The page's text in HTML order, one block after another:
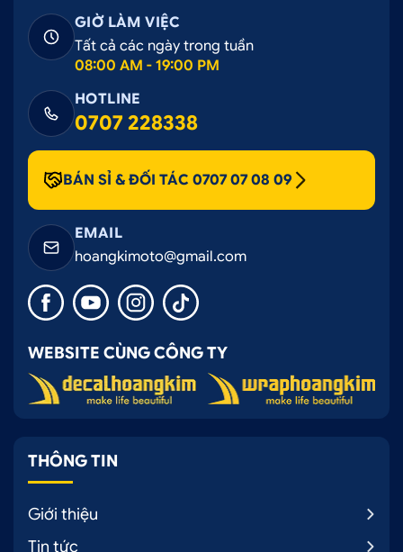
GIỜ LÀM VIỆC
Tất cả các ngày trong tuần
08:00 AM - 19:00 PM
HOTLINE
0707 228338
BÁN SỈ & ĐỐI TÁC 0707 07 08 09
EMAIL
hoangkimoto@gmail.com
WEBSITE CÙNG CÔNG TY
THÔNG TIN
Giới thiệu
Tin tức